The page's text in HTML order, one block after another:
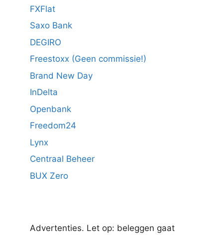
FXFlat
Saxo Bank
DEGIRO
Freestoxx (Geen commissie!)
Brand New Day
InDelta
Openbank
Freedom24
Lynx
Centraal Beheer
BUX Zero
Advertenties. Let op: beleggen gaat